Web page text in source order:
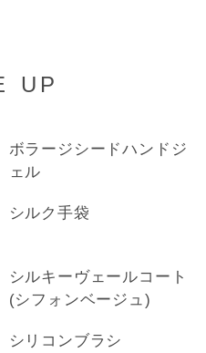
UP
ボラージシードハンドジ
ェル
シルク手袋
シルキーヴェールコート
(シフォンベージュ)
シリコンブラシ